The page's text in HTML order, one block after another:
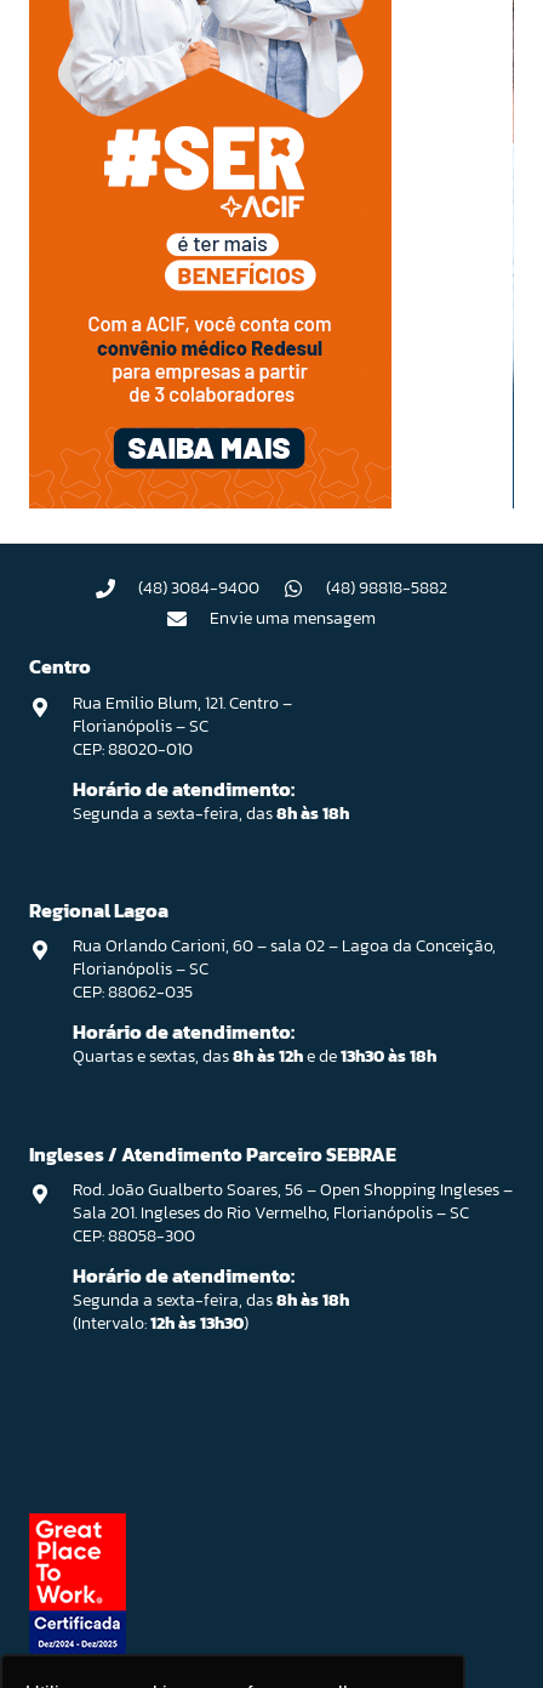
(48) 3084-9400
(48) 98818-5882
Envie uma mensagem
Centro
Rua Emilio Blum, 121. Centro –
Florianópolis – SC
CEP: 88020-010
Horário de atendimento:
Segunda a sexta-feira, das8h às 18h
Regional Lagoa
Rua Orlando Carioni, 60 – sala 02 – Lagoa da Conceição,
Florianópolis – SC
CEP: 88062-035
Horário de atendimento:
Quartas e sextas, das8h às 12he de13h30 às 18h
Ingleses / Atendimento Parceiro SEBRAE
Rod. João Gualberto Soares, 56 – Open Shopping Ingleses –
Sala 201. Ingleses do Rio Vermelho, Florianópolis – SC
CEP: 88058-300
Horário de atendimento:
Segunda a sexta-feira, das8h às 18h
(Intervalo:12h às 13h30)